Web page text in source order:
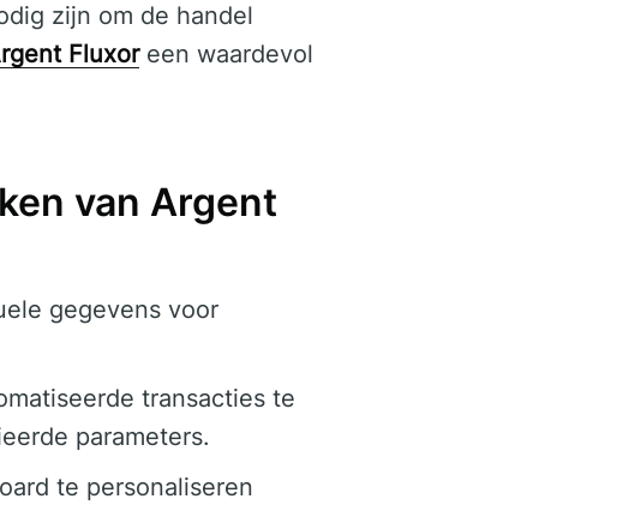
zijn om de handel
Fluxoreen waardevol
van Argent
gegevens voor
transacties te
parameters.
te personaliseren